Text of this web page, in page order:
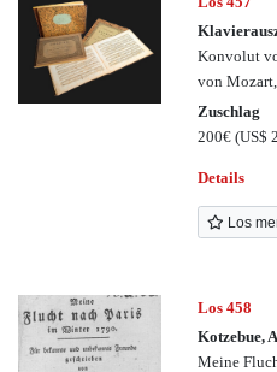
Konvolut
von
Zuschlag
200€(US$
Details
Los
Los 458
Kotzebue,
Meine